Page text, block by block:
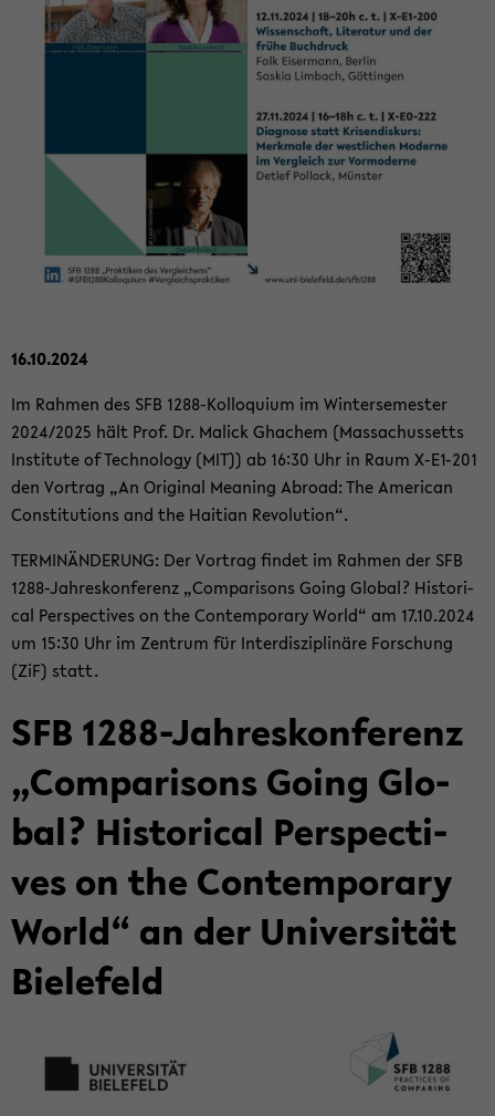
16.10.2024
Im Rah­men des SFB 1288-​Kolloquium im Win­ter­se­mes­ter
2024/2025 hält Prof. Dr. Malick Gha­chem (Mas­sa­chus­setts
In­sti­tu­te of Tech­no­lo­gy (MIT)) ab 16:30 Uhr in Raum X-​E1-201
den Vor­trag „An Ori­gi­nal Me­a­ning Ab­road: The Ame­ri­can
Con­sti­tu­ti­ons and the Hai­ti­an Re­vo­lu­ti­on“.
TER­MIN­ÄN­DE­RUNG: Der Vor­trag fin­det im Rah­men der SFB
1288-​Jahreskonferenz „Com­pa­ri­sons Going Glo­bal? His­to­ri­
cal Per­spec­ti­ves on the Con­tem­pora­ry World“ am 17.10.2024
um 15:30 Uhr im Zen­trum für In­ter­dis­zi­pli­nä­re For­schung
(ZiF) statt.
SFB 1288-​Jahreskonferenz
„Com­pa­ri­sons Going Glo­
bal? His­to­ri­cal Per­spec­ti­
ves on the Con­tem­pora­ry
World“ an der Uni­ver­si­tät
Bie­le­feld